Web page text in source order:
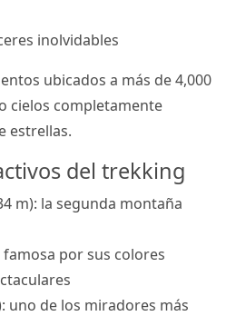
inolvidables
ubicados a más de 4,000
cielos completamente
estrellas.
del trekking
m): la segunda montaña
por sus colores
uno de los miradores más